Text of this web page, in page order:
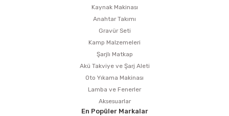
Kaynak Makinası
Anahtar Takımı
Gravür Seti
Kamp Malzemeleri
Şarjlı Matkap
Akü Takviye ve Şarj Aleti
Oto Yıkama Makinası
Lamba ve Fenerler
Aksesuarlar
En Popüler Markalar